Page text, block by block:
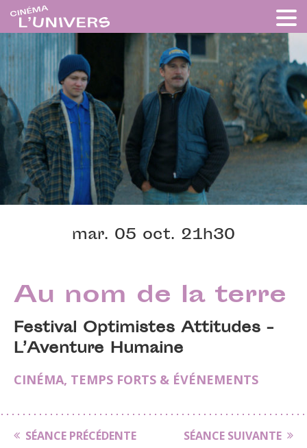
mar. 05 oct. 21h30
Au nom de la terre
Festival Optimistes Attitudes -
L’Aventure Humaine
CINÉMA, TEMPS FORTS & ÉVÉNEMENTS
SÉANCE PRÉCÉDENTE SÉANCE SUIVANTE